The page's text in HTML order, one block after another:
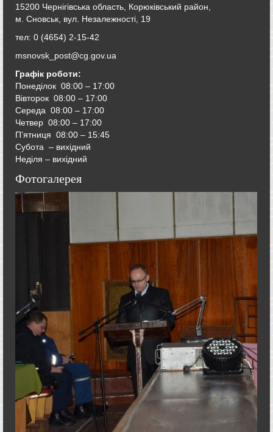
15200 Чернігівська область, Корюківський район,
м. Сновськ, вул. Незалежності, 19
тел: 0 (4654) 2-15-42
msnovsk_post@cg.gov.ua
Графік роботи:
Понеділок 08:00 – 17:00
Вівторок 08:00 – 17:00
Середа 08:00 – 17:00
Четвер 08:00 – 17:00
П’ятниця 08:00 – 15:45
Субота – вихідний
Неділя – вихідний
Фотогалерея